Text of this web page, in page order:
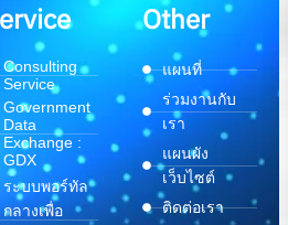
Consulting
Service
Government
Data
Exchange :
GDX
ระบบพอร์ทัล
กลางเพื่อ
Other
แผนที่
ร่วมงานกับ
เรา
แผนผัง
เว็บไซต์
ติดต่อเรา